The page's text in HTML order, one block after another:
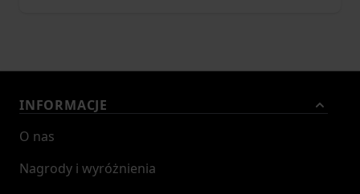
INFORMACJE
O nas
Nagrody i wyróżnienia